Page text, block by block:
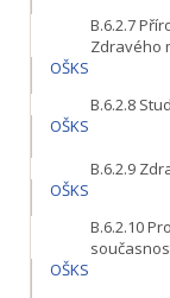
B.6.2.7
Zdravého
OŠKS
B.6.2.8
OŠKS
B.6.2.9
OŠKS
B.6.2.10
OŠKS